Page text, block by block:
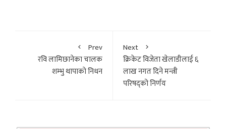
Prev
रवि लामिछानेका चालक
शम्भु थापाकाे निधन
Next
क्रिकेट विजेता खेलाडीलाई ६
लाख नगत दिने मन्त्री
परिषद्को निर्णय